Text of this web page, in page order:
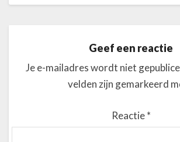
Geef een reactie
Je e-mailadres wordt niet
velden zijn gemarkeerd
Reactie*